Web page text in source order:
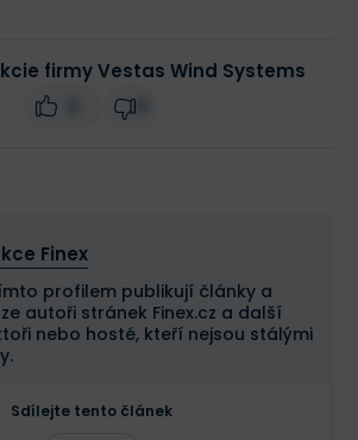
firmy Vestas Wind Systems
Finex
profilem publikují články a
autoři stránek Finex.cz a další
nebo hosté, kteří nejsou stálými
Sdílejte tento článek